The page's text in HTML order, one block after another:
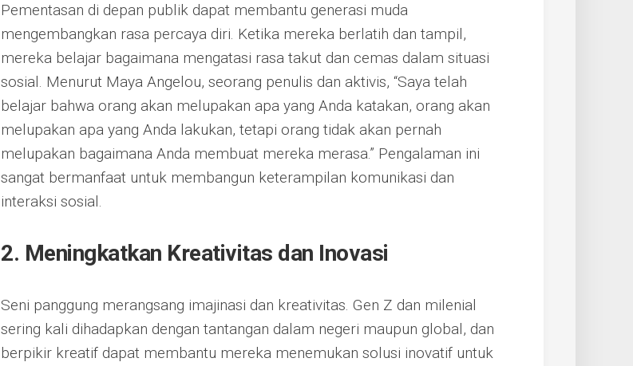
Pementasan di depan publik dapat membantu generasi muda
mengembangkan rasa percaya diri. Ketika mereka berlatih dan tampil,
mereka belajar bagaimana mengatasi rasa takut dan cemas dalam situasi
sosial. Menurut Maya Angelou, seorang penulis dan aktivis, “Saya telah
belajar bahwa orang akan melupakan apa yang Anda katakan, orang akan
melupakan apa yang Anda lakukan, tetapi orang tidak akan pernah
melupakan bagaimana Anda membuat mereka merasa.” Pengalaman ini
sangat bermanfaat untuk membangun keterampilan komunikasi dan
interaksi sosial.
2. Meningkatkan Kreativitas dan Inovasi
Seni panggung merangsang imajinasi dan kreativitas. Gen Z dan milenial
sering kali dihadapkan dengan tantangan dalam negeri maupun global, dan
berpikir kreatif dapat membantu mereka menemukan solusi inovatif untuk